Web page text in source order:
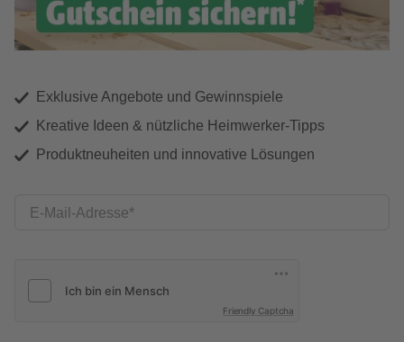
Exklusive Angebote und Gewinnspiele
Kreative Ideen & nützliche Heimwerker-Tipps
Produktneuheiten und innovative Lösungen
E-Mail-Adresse
Friendly Captcha